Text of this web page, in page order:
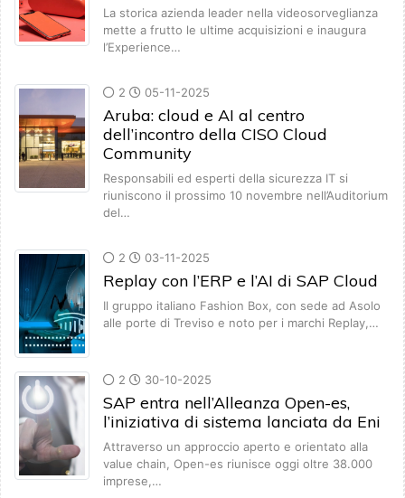
La storica azienda leader nella videosorveglianza
mette a frutto le ultime acquisizioni e inaugura
l’Experience…
2 05-11-2025
Aruba: cloud e AI al centro
dell’incontro della CISO Cloud
Community
Responsabili ed esperti della sicurezza IT si
riuniscono il prossimo 10 novembre nell’Auditorium
del…
2 03-11-2025
Replay con l’ERP e l’AI di SAP Cloud
Il gruppo italiano Fashion Box, con sede ad Asolo
alle porte di Treviso e noto per i marchi Replay,…
2 30-10-2025
SAP entra nell’Alleanza Open-es,
l’iniziativa di sistema lanciata da Eni
Attraverso un approccio aperto e orientato alla
value chain, Open-es riunisce oggi oltre 38.000
imprese,…